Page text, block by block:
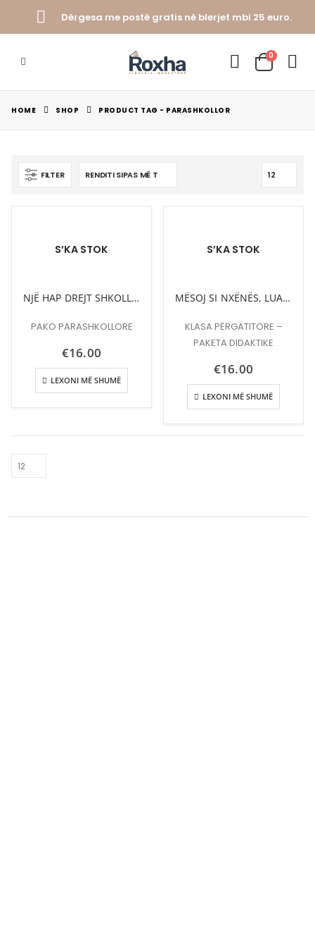
Dërgesa me postë gratis në blerjet mbi 25 euro.
0
HOME SHOP PRODUCT TAG - PARASHKOLLOR
FILTER
S’KA STOK
NJË HAP DREJT SHKOLLËS
PAKO PARASHKOLLORE
€16.00
LEXONI MË SHUMË
S’KA STOK
MËSOJ SI NXËNËS, LUAJ SI FËMIJË
KLASA PËRGATITORE –
PAKETA DIDAKTIKE
€16.00
LEXONI MË SHUMË